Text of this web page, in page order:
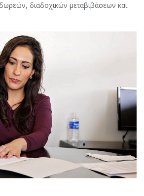
διαδοχικών μεταβιβάσεων και